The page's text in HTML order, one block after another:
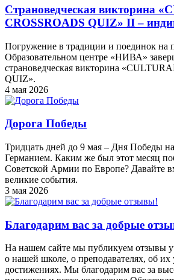
Страноведческая викторина
CROSSROADS QUIZ» II –
Погружение в традиции и поединок на
Образовательном центре «НИВА»
страноведческая викторина
QUIZ».
4 мая 2026
Дорога Победы
Тридцать дней до 9 мая – Дня Победы
Германием. Каким же был этот месяц
Советской Армии по Европе? Давайте
великие события.
3 мая 2026
Благодарим вас за добрые
На нашем сайте мы публикуем отзывы
о нашей школе, о преподавателях, об их
достижениях. Мы благодарим вас за